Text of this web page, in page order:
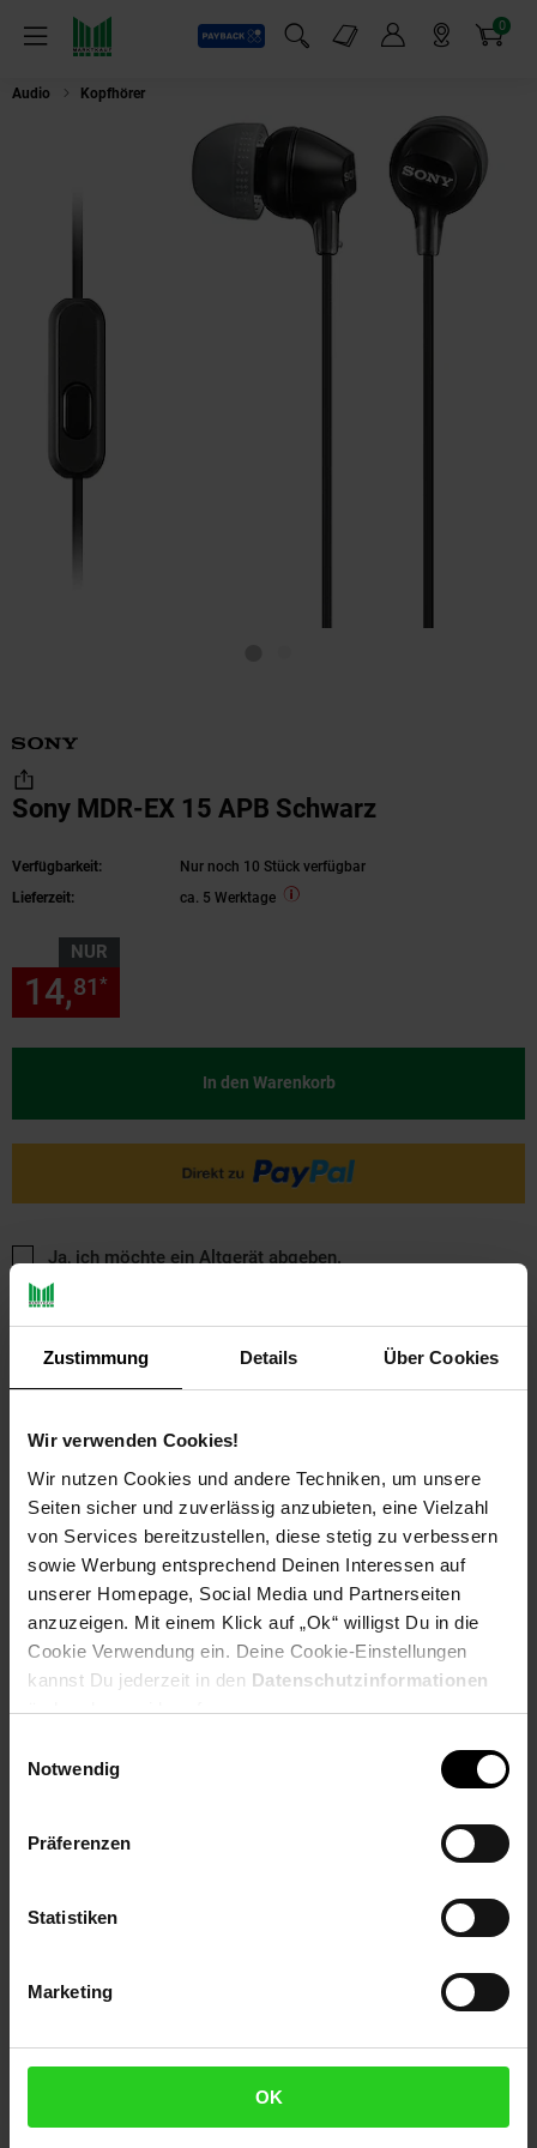
Zustimmung Details Über Cookies
Wir verwenden Cookies!
Wir nutzen Cookies und andere Techniken, um unsere
Seiten sicher und zuverlässig anzubieten, eine Vielzahl
von Services bereitzustellen, diese stetig zu verbessern
sowie Werbung entsprechend Deinen Interessen auf
unserer Homepage, Social Media und Partnerseiten
anzuzeigen. Mit einem Klick auf „Ok“ willigst Du in die
Cookie Verwendung ein. Deine Cookie-Einstellungen
kannst Du jederzeit in den Datenschutzinformationen
ändern bzw. widerrufen.
Notwendig
Präferenzen
Statistiken
Marketing
OK
Menü
Payback
Suchfeld einblenden
Markt-Angebote 0
Artikel
Audio Kopfhörer
Sony MDR-EX 15 APB Schwarz
Verfügbarkeit:
Nur noch 10 Stück verfügbar
Lieferzeit:
ca. 5 Werktage
NUR
14,81*
In den Warenkorb
Ja, ich möchte ein Altgerät abgeben.
PAYBACK
Payback Punkte Basis°Punkte:
Produktbeschreibung
Musiktitel
Artikelnummer: 3092165000
Versandinformationen